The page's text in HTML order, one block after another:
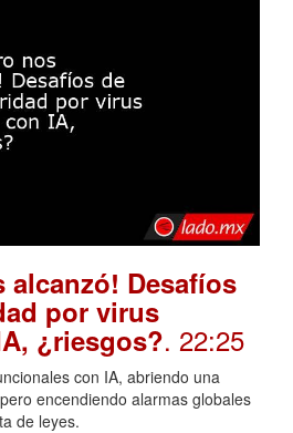
alcanzó! Desafíos
por virus
¿riesgos?. 22:25
con IA, abriendo una
encendiendo alarmas globales
de leyes.